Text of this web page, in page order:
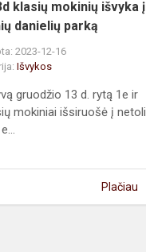
klasių mokinių išvyka į
danielių parką
2023-12-16
Išvykos
gruodžio 13 d. rytą 1e ir
mokiniai išsiruošė į netoli
Plačiau